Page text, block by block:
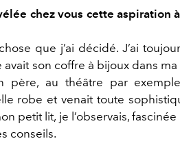
chez vous cette aspiration
que j’ai décidé. J’ai
son coffre à bijoux dans
père, au théâtre par
robe et venait toute
petit lit, je l’observais,
conseils.